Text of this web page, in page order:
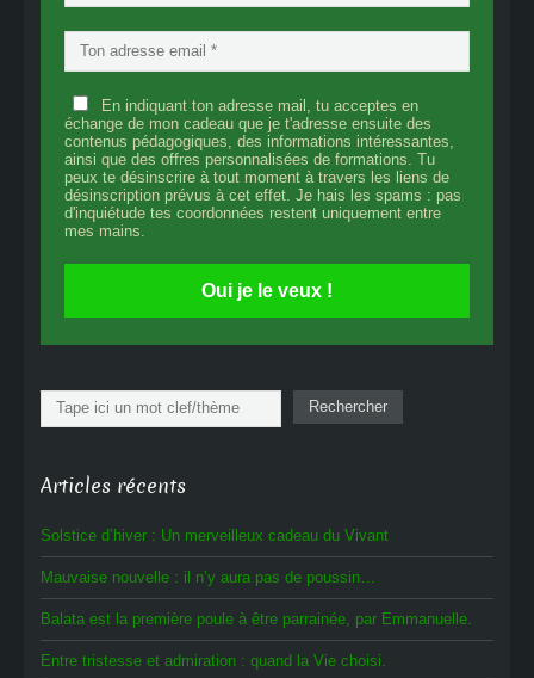
En indiquant ton adresse mail, tu acceptes en
échange de mon cadeau que je t'adresse ensuite des
contenus pédagogiques, des informations intéressantes,
ainsi que des offres personnalisées de formations. Tu
peux te désinscrire à tout moment à travers les liens de
désinscription prévus à cet effet. Je hais les spams : pas
d'inquiétude tes coordonnées restent uniquement entre
mes mains.
Oui je le veux !
Rechercher Rechercher
Articles récents
Solstice d’hiver : Un merveilleux cadeau du Vivant
Mauvaise nouvelle : il n’y aura pas de poussin…
Balata est la première poule à être parrainée, par Emmanuelle.
Entre tristesse et admiration : quand la Vie choisi.